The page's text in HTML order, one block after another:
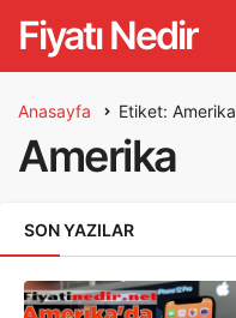
Fiyatı Nedir
Anasayfa Etiket: Amerika
Amerika
SON YAZILAR